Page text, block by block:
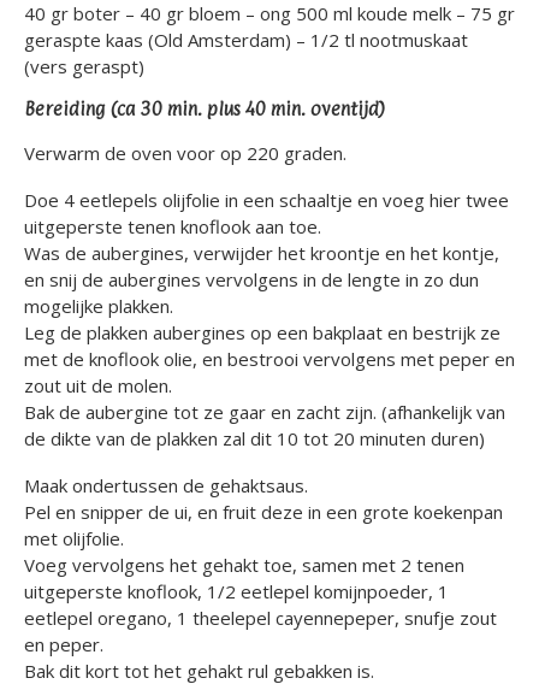
40 gr boter – 40 gr bloem – ong 500 ml koude melk – 75 gr
geraspte kaas (Old Amsterdam) – 1/2 tl nootmuskaat
(vers geraspt)
Bereiding (ca 30 min. plus 40 min. oventijd)
Verwarm de oven voor op 220 graden.
Doe 4 eetlepels olijfolie in een schaaltje en voeg hier twee
uitgeperste tenen knoflook aan toe.
Was de aubergines, verwijder het kroontje en het kontje,
en snij de aubergines vervolgens in de lengte in zo dun
mogelijke plakken.
Leg de plakken aubergines op een bakplaat en bestrijk ze
met de knoflook olie, en bestrooi vervolgens met peper en
zout uit de molen.
Bak de aubergine tot ze gaar en zacht zijn. (afhankelijk van
de dikte van de plakken zal dit 10 tot 20 minuten duren)
Maak ondertussen de gehaktsaus.
Pel en snipper de ui, en fruit deze in een grote koekenpan
met olijfolie.
Voeg vervolgens het gehakt toe, samen met 2 tenen
uitgeperste knoflook, 1/2 eetlepel komijnpoeder, 1
eetlepel oregano, 1 theelepel cayennepeper, snufje zout
en peper.
Bak dit kort tot het gehakt rul gebakken is.